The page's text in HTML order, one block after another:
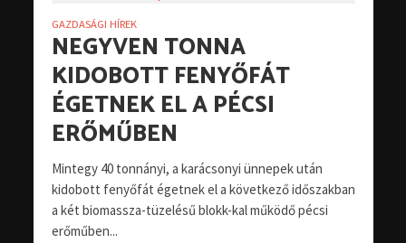
GAZDASÁGI HÍREK
NEGYVEN TONNA
KIDOBOTT FENYŐFÁT
ÉGETNEK EL A PÉCSI
ERŐMŰBEN
Mintegy 40 tonnányi, a karácsonyi ünnepek után
kidobott fenyőfát égetnek el a következő időszakban
a két biomassza-tüzelésű blokk-kal működő pécsi
erőműben...